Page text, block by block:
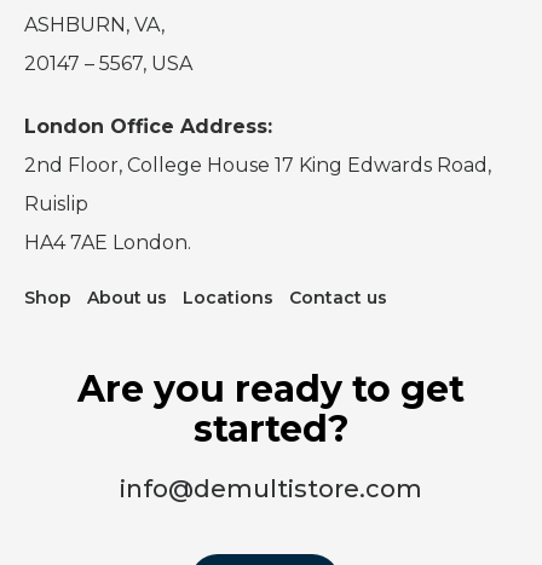
ASHBURN, VA,
20147 – 5567, USA
London Office Address:
2nd Floor, College House 17 King Edwards Road,
Ruislip
HA4 7AE London.
Shop About us Locations Contact us
Are you ready to get
started?
info@demultistore.com